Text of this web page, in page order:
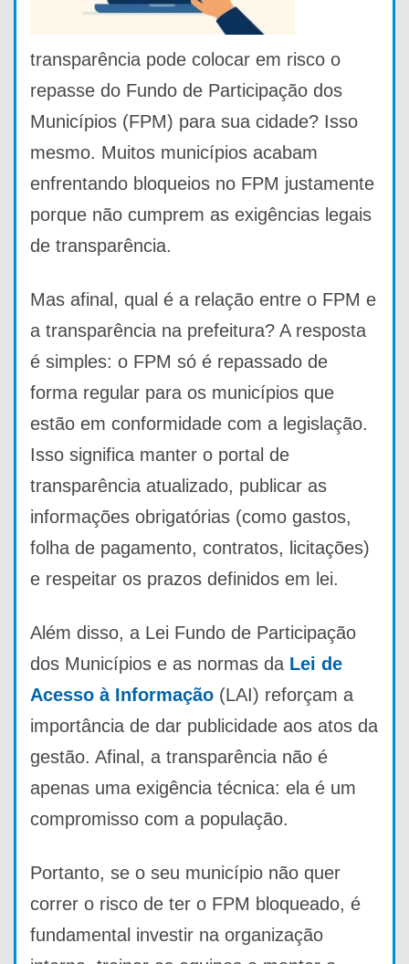
transparência pode colocar em risco o
repasse do Fundo de Participação dos
Municípios (FPM) para sua cidade? Isso
mesmo. Muitos municípios acabam
enfrentando bloqueios no FPM justamente
porque não cumprem as exigências legais
de transparência.
Mas afinal, qual é a relação entre o FPM e
a transparência na prefeitura? A resposta
é simples: o FPM só é repassado de
forma regular para os municípios que
estão em conformidade com a legislação.
Isso significa manter o portal de
transparência atualizado, publicar as
informações obrigatórias (como gastos,
folha de pagamento, contratos, licitações)
e respeitar os prazos definidos em lei.
Além disso, a Lei Fundo de Participação
dos Municípios e as normas da Lei de
Acesso à Informação (LAI) reforçam a
importância de dar publicidade aos atos da
gestão. Afinal, a transparência não é
apenas uma exigência técnica: ela é um
compromisso com a população.
Portanto, se o seu município não quer
correr o risco de ter o FPM bloqueado, é
fundamental investir na organização